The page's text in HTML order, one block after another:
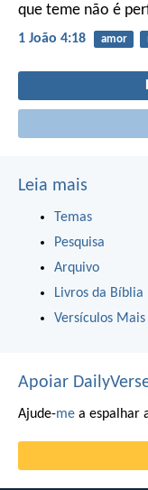
que teme não é
1 João 4:18 amor
Leia mais
Temas
Pesquisa
Arquivo
Livros da Bíblia
Versículos
Apoiar
Ajude-me a espalhar